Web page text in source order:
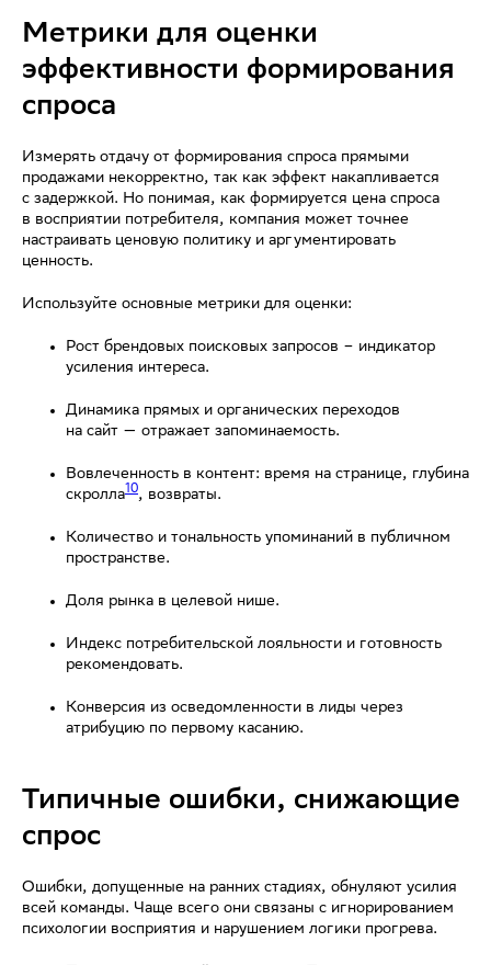
Метрики для оценки
эффективности формирования
спроса
Измерять отдачу от формирования спроса прямыми
продажами некорректно, так как эффект накапливается
с задержкой. Но понимая, как формируется цена спроса
в восприятии потребителя, компания может точнее
настраивать ценовую политику и аргументировать
ценность.
Используйте основные метрики для оценки:
Рост брендовых поисковых запросов – индикатор
усиления интереса.
Динамика прямых и органических переходов
на сайт — отражает запоминаемость.
Вовлеченность в контент: время на странице, глубина
скролла10, возвраты.
Количество и тональность упоминаний в публичном
пространстве.
Доля рынка в целевой нише.
Индекс потребительской лояльности и готовность
рекомендовать.
Конверсия из осведомленности в лиды через
атрибуцию по первому касанию.
Типичные ошибки, снижающие
спрос
Ошибки, допущенные на ранних стадиях, обнуляют усилия
всей команды. Чаще всего они связаны с игнорированием
психологии восприятия и нарушением логики прогрева.